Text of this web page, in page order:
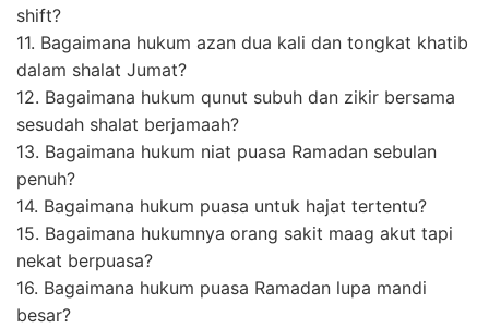
shift?
11. Bagaimana hukum azan dua kali dan tongkat khatib
dalam shalat Jumat?
12. Bagaimana hukum qunut subuh dan zikir bersama
sesudah shalat berjamaah?
13. Bagaimana hukum niat puasa Ramadan sebulan
penuh?
14. Bagaimana hukum puasa untuk hajat tertentu?
15. Bagaimana hukumnya orang sakit maag akut tapi
nekat berpuasa?
16. Bagaimana hukum puasa Ramadan lupa mandi
besar?